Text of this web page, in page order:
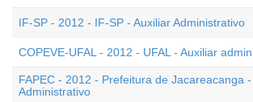
IF-SP - 2012 - IF-SP - Auxiliar Administrativo
COPEVE-UFAL - 2012 - UFAL - Auxiliar
FAPEC - 2012 - Prefeitura de Jacareacanga -
Administrativo